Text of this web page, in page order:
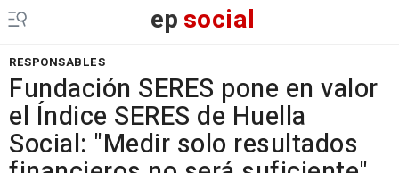
epsocial
RESPONSABLES
Fundación SERES pone en valor
el Índice SERES de Huella
Social: "Medir solo resultados